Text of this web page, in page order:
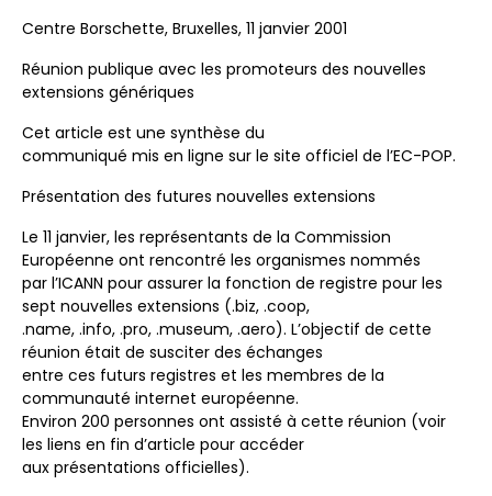
Centre Borschette, Bruxelles, 11 janvier 2001
Réunion publique avec les promoteurs des nouvelles
extensions génériques
Cet article est une synthèse du
communiqué mis en ligne sur le site officiel de l’EC-POP.
Présentation des futures nouvelles extensions
Le 11 janvier, les représentants de la Commission
Européenne ont rencontré les organismes nommés
par l’ICANN pour assurer la fonction de registre pour les
sept nouvelles extensions (.biz, .coop,
.name, .info, .pro, .museum, .aero). L’objectif de cette
réunion était de susciter des échanges
entre ces futurs registres et les membres de la
communauté internet européenne.
Environ 200 personnes ont assisté à cette réunion (voir
les liens en fin d’article pour accéder
aux présentations officielles).